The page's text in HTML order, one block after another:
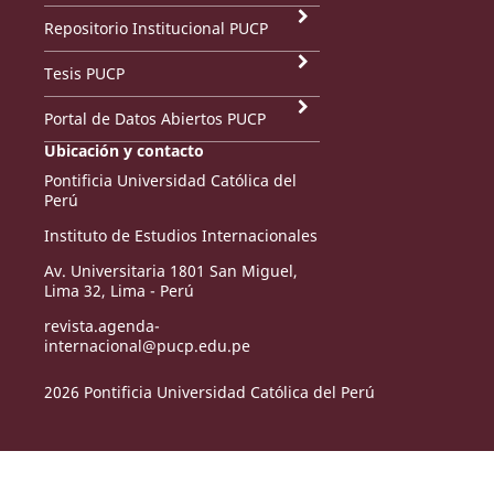
Repositorio Institucional PUCP
Tesis PUCP
Portal de Datos Abiertos PUCP
Ubicación y contacto
Pontificia Universidad Católica del
Perú
Instituto de Estudios Internacionales
Av. Universitaria 1801 San Miguel,
Lima 32, Lima - Perú
revista.agenda-
internacional@pucp.edu.pe
2026 Pontificia Universidad Católica del Perú